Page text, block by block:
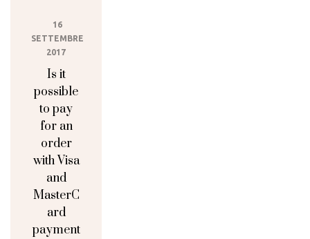
16
SETTEMBRE
2017
Is it
possible
to pay
for an
order
with Visa
and
MasterC
ard
payment